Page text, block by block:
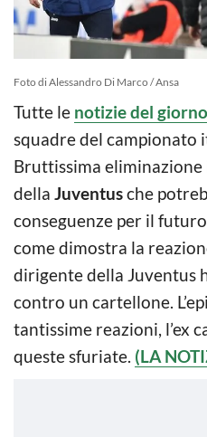
Foto di Alessandro Di Marco / Ansa
Tutte le notizie del giorno
squadre del campionato
Bruttissima eliminazione
della Juventusche
conseguenze per il
come dimostra la
dirigente della Juventus
contro un cartellone.
tantissime reazioni, l’ex
queste sfuriate. (LA